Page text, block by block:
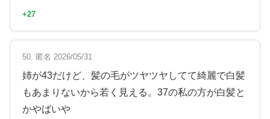
+27
50. 匿名 2026/05/31
姉が43だけど、髪の毛がツヤツヤしてて綺麗で白髪
もあまりないから若く見える。37の私の方が白髪と
かやばいや